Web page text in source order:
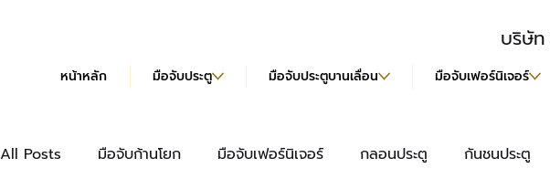
บริษัท
หน้าหลัก มือจับประตู มือจับประตูบานเลื่อน มือจับเฟอร์นิเจอร์
All Posts มือจับก้านโยก มือจับเฟอร์นิเจอร์ กลอนประตู กันชนประตู